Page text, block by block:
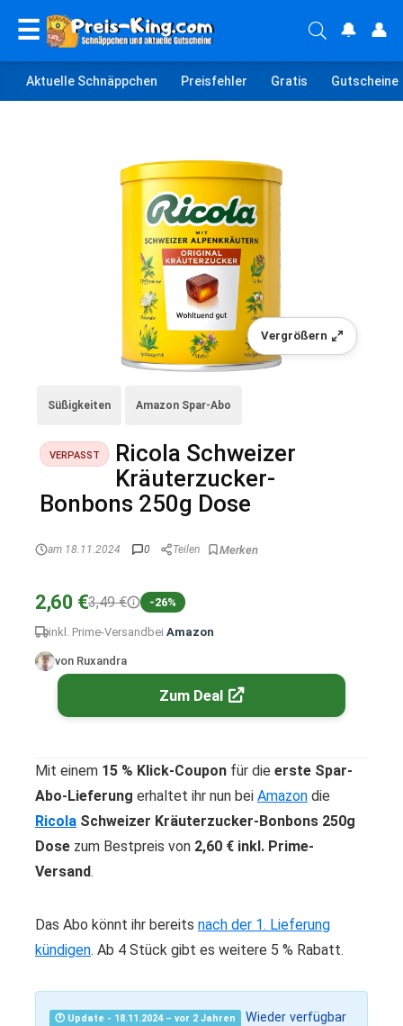
☰ 🔔 👤
Aktuelle Schnäppchen Preisfehler Gratis Gutscheine
Vergrößern
Süßigkeiten Amazon Spar-Abo
VERPASST
Ricola Schweizer
Kräuterzucker-
Bonbons 250g Dose
am 18.11.2024 0 Teilen
2,60 €3,49 € -26%
inkl. Prime-Versand bei Amazon
von Ruxandra
Zum Deal
Mit einem 15 % Klick-Coupon für die erste Spar-
Abo-Lieferung erhaltet ihr nun bei Amazon die
Ricola Schweizer Kräuterzucker-Bonbons 250g
Dose zum Bestpreis von 2,60 € inkl. Prime-
Versand.
Das Abo könnt ihr bereits nach der 1. Lieferung
kündigen. Ab 4 Stück gibt es weitere 5 % Rabatt.
🕐 Update - 18.11.2024 – vor 2 Jahren Wieder verfügbar